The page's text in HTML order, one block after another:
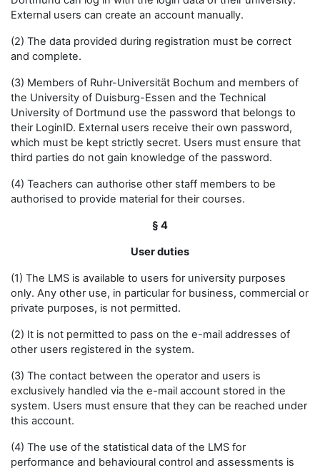
External users can create an account manually.
(2) The data provided during registration must be correct
and complete.
(3) Members of Ruhr-Universität Bochum and members of
the University of Duisburg-Essen and the Technical
University of Dortmund use the password that belongs to
their LoginID. External users receive their own password,
which must be kept strictly secret. Users must ensure that
third parties do not gain knowledge of the password.
(4) Teachers can authorise other staff members to be
authorised to provide material for their courses.
§ 4
User duties
(1) The LMS is available to users for university purposes
only. Any other use, in particular for business, commercial or
private purposes, is not permitted.
(2) It is not permitted to pass on the e-mail addresses of
other users registered in the system.
(3) The contact between the operator and users is
exclusively handled via the e-mail account stored in the
system. Users must ensure that they can be reached under
this account.
(4) The use of the statistical data of the LMS for
performance and behavioural control and assessments is